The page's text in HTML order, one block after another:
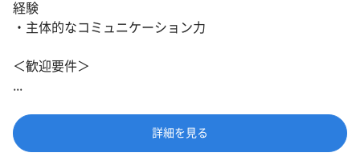
経験
・主体的なコミュニケーション力
＜歓迎要件＞
詳細を見る